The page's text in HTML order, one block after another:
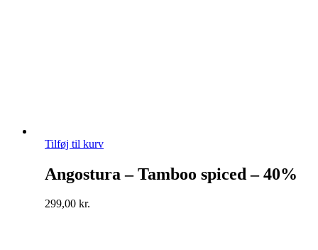
Tilføj til kurv
Angostura – Tamboo spiced – 40%
299,00 kr.